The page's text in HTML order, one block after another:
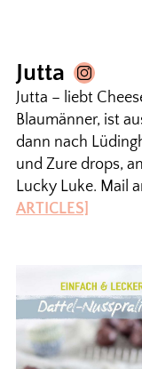
Jutta
Jutta – liebt
Blaumänner, ist
dann nach
und Zure drops,
Lucky Luke. Mail
ARTICLES]